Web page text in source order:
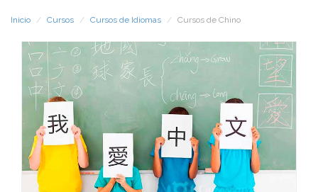
Inicio Cursos Cursos de Idiomas Cursos de Chino